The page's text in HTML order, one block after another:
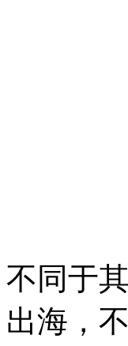
不同于
出海，